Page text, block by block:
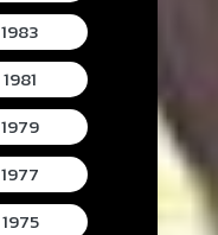
1983
1981
1979
1977
1975